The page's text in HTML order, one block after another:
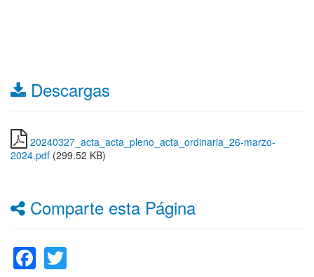
Descargas
20240327_acta_acta_pleno_acta_ordinaria_26-marzo-
2024.pdf (299.52 KB)
Comparte esta Página
Facebook